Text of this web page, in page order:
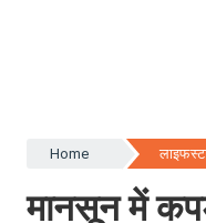
Home
मानसून में